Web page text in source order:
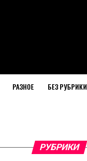
РАЗНОЕ БЕЗ РУБРИКИ
РУБРИКИ